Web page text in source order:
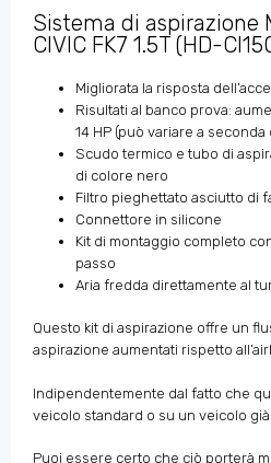
Sistema di aspirazione
CIVIC FK7 1.5T (HD-
Migliorata la risposta
Risultati al banco prova:
14 HP (può variare a seconda
Scudo termico e tubo di
di colore nero
Filtro pieghettato asciutto di
Connettore in silicone
Kit di montaggio completo
passo
Aria fredda direttamente al
Questo kit di aspirazione offre un
aspirazione aumentati rispetto
Indipendentemente dal fatto che
veicolo standard o su un veicolo
Puoi essere certo che ciò porterà